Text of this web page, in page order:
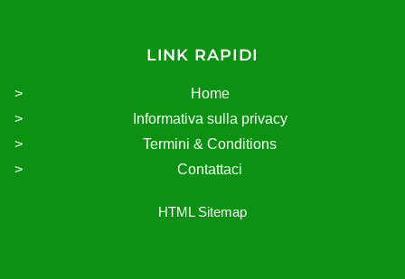
LINK RAPIDI
Home
Informativa sulla privacy
Termini & Conditions
Contattaci
HTML Sitemap